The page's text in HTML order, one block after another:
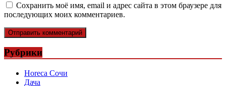
Сохранить моё имя, email и адрес сайта в этом браузере для
последующих моих комментариев.
Рубрики
Horeca Сочи
Дача